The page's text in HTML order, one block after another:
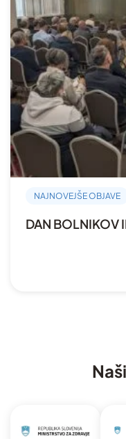
NAJNOVEJŠE OBJAVE
DAN BOLNIKOV